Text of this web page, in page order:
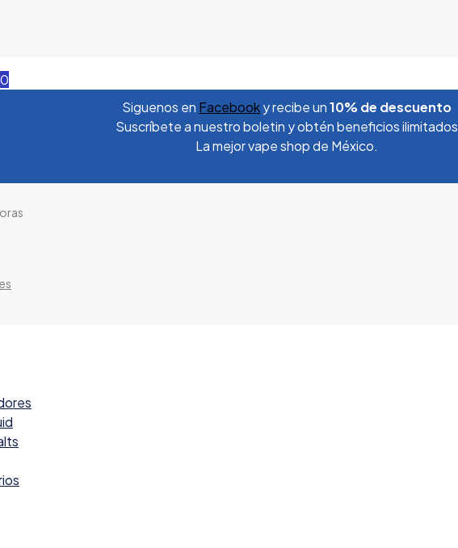
0
Siguenos en Facebooky recibe un10% de descuento
Suscríbete a nuestro boletin y obtén beneficios ilimitados
La mejor vape shop de México.